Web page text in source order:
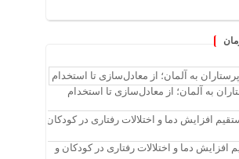
به آلمان؛ از معادل‌سازی تا استخدام
افزایش دما و اختلالات رفتاری در کودکان و